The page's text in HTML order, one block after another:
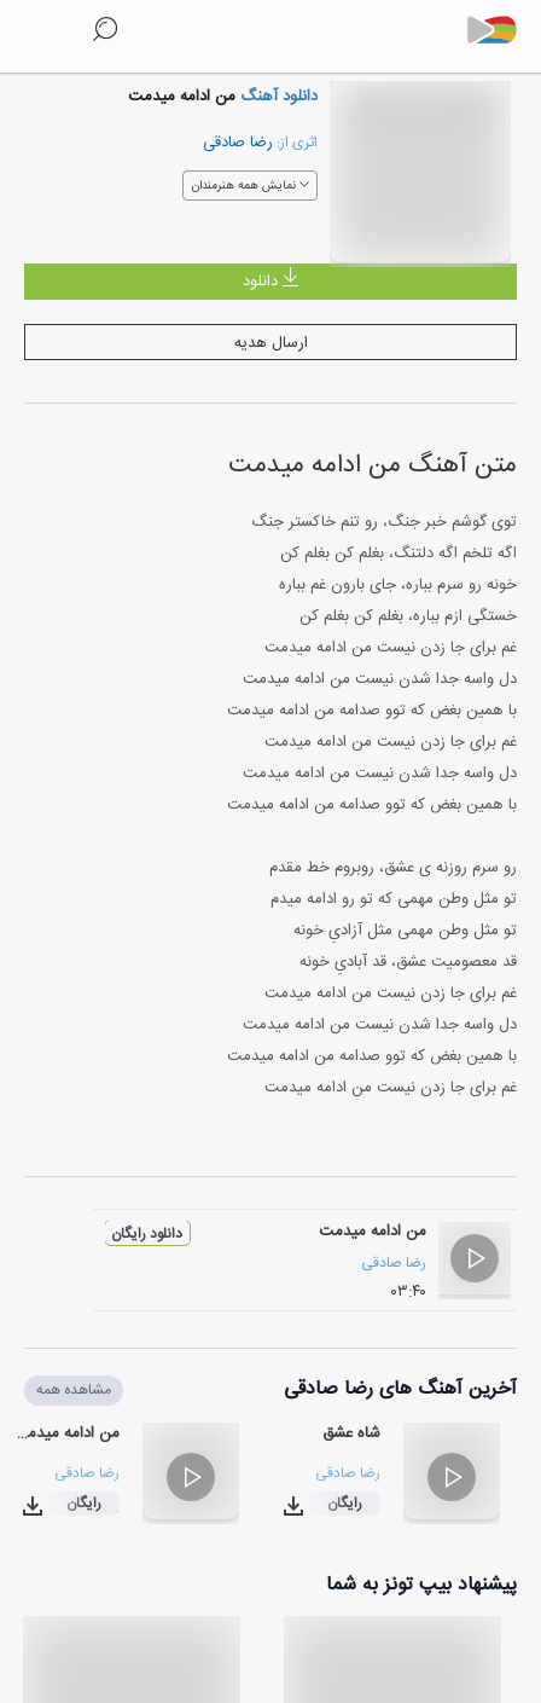
دانلود آهنگ من ادامه میدمت
اثری از: رضا صادقی
نمایش همه هنرمندان
دانلود
ارسال هدیه
متن آهنگ من ادامه میدمت
توی گوشم خبر جنگ، رو تنم خاکستر جنگ
اگه تلخم اگه دلتنگ، بغلم کن بغلم کن
خونه رو سرم بباره، جای بارون غم بباره
خستگی ازم بباره، بغلم کن بغلم کن
غم برای جا زدن نیست من ادامه میدمت
دل واسه جدا شدن نیست من ادامه میدمت
با همین بغض که توو صدامه من ادامه میدمت
غم برای جا زدن نیست من ادامه میدمت
دل واسه جدا شدن نیست من ادامه میدمت
با همین بغض که توو صدامه من ادامه میدمت
رو سرم روزنه ی عشق، روبروم خط مقدم
تو مثل وطن مهمی که تو رو ادامه میدم
تو مثل وطن مهمی مثل آزادیِ خونه
قد معصومیت عشق، قد آبادیِ خونه
غم برای جا زدن نیست من ادامه میدمت
دل واسه جدا شدن نیست من ادامه میدمت
با همین بغض که توو صدامه من ادامه میدمت
غم برای جا زدن نیست من ادامه میدمت
من ادامه میدمت
رضا صادقی
۰۳:۴۰
دانلود رایگان
آخرین آهنگ های رضا صادقی مشاهده همه
شاه عشق
رضا صادقی
۰۳:۳۷
رایگان
من ادامه میدمت
رضا صادقی
۰۳:۴۰رایگان
پیشنهاد بیپ تونز به شما